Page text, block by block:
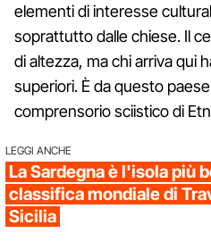
elementi di interesse
soprattutto dalle chiese. Il
di altezza, ma chi arriva qui
superiori. È da questo
comprensorio sciistico di
LEGGI ANCHE
La Sardegna è l'isola più
classifica mondiale di
Sicilia